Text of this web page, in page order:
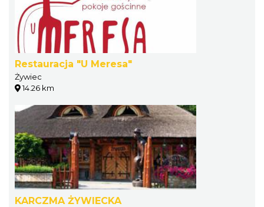
Restauracja "U Meresa"
Żywiec
14.26 km
KARCZMA ŻYWIECKA